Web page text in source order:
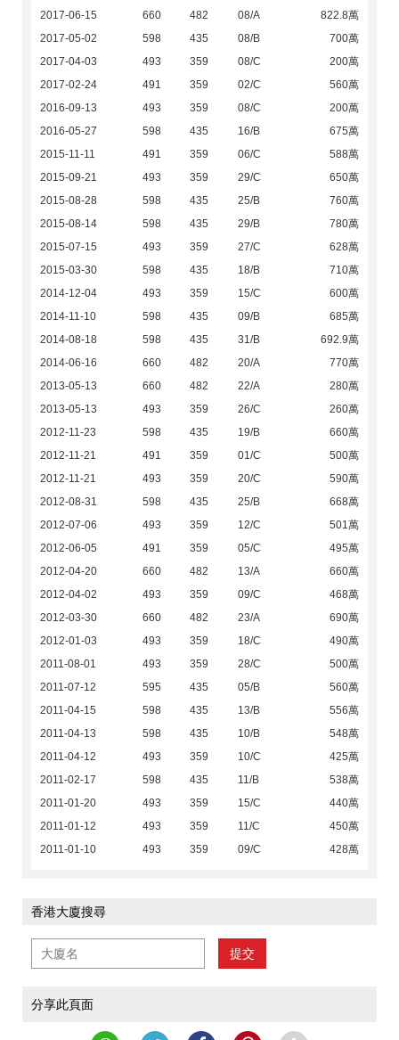
2017-06-15 660 482 08/A
822.8萬
2017-05-02
598 435 08/B
700萬
2017-04-03
493 359 08/C
200萬
2017-02-24
491 359 02/C
560萬
2016-09-13
493 359 08/C
200萬
2016-05-27
598 435 16/B
675萬
2015-11-11
491 359 06/C
588萬
2015-09-21
493 359 29/C
650萬
2015-08-28
598 435 25/B
760萬
2015-08-14
598 435 29/B
780萬
2015-07-15
493 359 27/C
628萬
2015-03-30
598 435 18/B
710萬
2014-12-04
493 359 15/C
600萬
2014-11-10
598 435 09/B
685萬
2014-08-18
598 435 31/B
692.9萬
2014-06-16
660 482 20/A
770萬
2013-05-13
660 482 22/A
280萬
2013-05-13
493 359 26/C
260萬
2012-11-23
598 435 19/B
660萬
2012-11-21
491 359 01/C
500萬
2012-11-21
493 359 20/C
590萬
2012-08-31
598 435 25/B
668萬
2012-07-06
493 359 12/C
501萬
2012-06-05
491 359 05/C
495萬
2012-04-20
660 482 13/A
660萬
2012-04-02
493 359 09/C
468萬
2012-03-30
660 482 23/A
690萬
2012-01-03
493 359 18/C
490萬
2011-08-01
493 359 28/C
500萬
2011-07-12
595 435 05/B
560萬
2011-04-15
598 435 13/B
556萬
2011-04-13
598 435 10/B
548萬
2011-04-12
493 359 10/C
425萬
2011-02-17
598 435 11/B
538萬
2011-01-20
493 359 15/C
440萬
2011-01-12
493 359 11/C
450萬
2011-01-10
493 359 09/C 428萬
香港大廈搜尋
提交
分享此頁面